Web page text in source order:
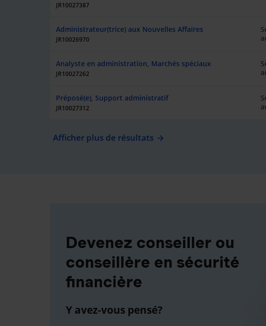
JR10027387
Administrateur(trice) aux Nouvelles Affaires
JR10026970
Analyste en administration, Marchés spéciaux
JR10027262
Préposé(e), Support administratif
JR10027312
Afficher plus de résultats
Devenez conseiller ou
conseillère en sécurité
financière
Y avez-vous pensé?